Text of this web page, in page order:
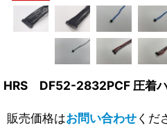
HRS DF52-2832PCF 圧着
販売価格はお問い合わせくだ